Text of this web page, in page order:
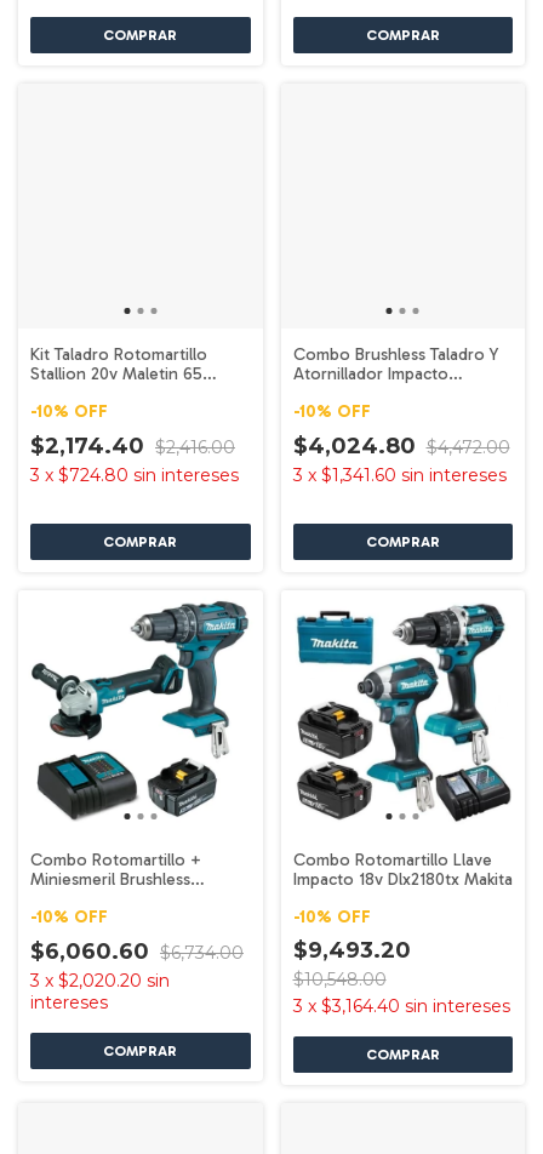
Kit Taladro Rotomartillo
Stallion 20v Maletin 65
-10% OFF
$2,174.40 $2,416.00
3 x $724.80 sin intereses
Combo Brushless Taladro Y
Atornillador Impacto
-10% OFF
$4,024.80 $4,472.00
3 x $1,341.60 sin intereses
Combo Rotomartillo +
Miniesmeril Brushless
-10% OFF
$6,060.60 $6,734.00
3 x $2,020.20 sin
intereses
Combo Rotomartillo Llave
Impacto 18v Dlx2180tx Makita
-10% OFF
$9,493.20
$10,548.00
3 x $3,164.40 sin intereses